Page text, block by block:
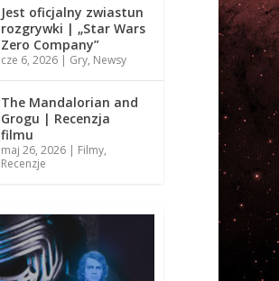
Jest oficjalny zwiastun
rozgrywki | „Star Wars
Zero Company”
cze 6, 2026 | Gry, Newsy
The Mandalorian and
Grogu | Recenzja
filmu
maj 26, 2026 | Filmy,
Recenzje